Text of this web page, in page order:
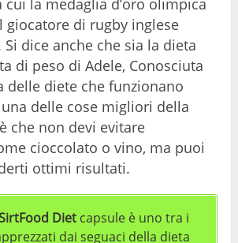
la medaglia d’oro olimpica
giocatore di rugby inglese
Si dice anche che sia la dieta
di peso di Adele, Conosciuta
delle diete che funzionano
delle cose migliori della
che non devi evitare
cioccolato o vino, ma puoi
ottimi risultati.
Diet capsule è uno tra i
dai seguaci della dieta